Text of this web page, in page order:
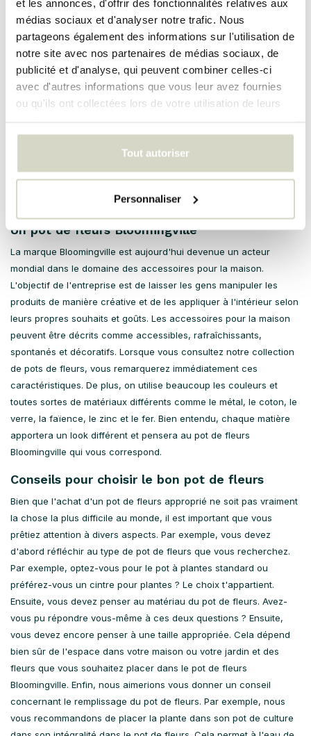
et les annonces, d'offrir des fonctionnalités relatives aux
médias sociaux et d'analyser notre trafic. Nous
partageons également des informations sur l'utilisation de
notre site avec nos partenaires de médias sociaux, de
publicité et d'analyse, qui peuvent combiner celles-ci
avec d'autres informations que vous leur avez fournies
ou qu'ils ont collectées lors de votre utilisation de leurs
Tout autoriser
Personnaliser
Un pot de fleurs Bloomingville peut être qualifié d'unique en
raison de divers aspects. Si vous avez regardé les produits ci-
dessus, vous en aurez probablement conclu que les pots de
fleurs de cette marque ont un caractère unique et contemporain.
Cela garantit que vous êtes en mesure d'élever l'apparence de
votre intérieur à un niveau supérieur et en même temps de
nous proposons sont variés et c'est pourquoi nous vous
recommandons de regarder attentivement tous les produits. Si
Un pot de fleurs Bloomingville
La marque Bloomingville est aujourd'hui devenue un acteur
mondial dans le domaine des accessoires pour la maison.
L'objectif de l'entreprise est de laisser les gens manipuler les
produits de manière créative et de les appliquer à l'intérieur selon
leurs propres souhaits et goûts. Les accessoires pour la maison
peuvent être décrits comme accessibles, rafraîchissants,
spontanés et décoratifs. Lorsque vous consultez notre collection
de pots de fleurs, vous remarquerez immédiatement ces
caractéristiques. De plus, on utilise beaucoup les couleurs et
toutes sortes de matériaux différents comme le métal, le coton, le
verre, la faïence, le zinc et le fer. Bien entendu, chaque matière
apportera un look différent et pensera au pot de fleurs
Bloomingville qui vous correspond.
Conseils pour choisir le bon pot de fleurs
Bien que l'achat d'un pot de fleurs approprié ne soit pas vraiment
la chose la plus difficile au monde, il est important que vous
prêtiez attention à divers aspects. Par exemple, vous devez
d'abord réfléchir au type de pot de fleurs que vous recherchez.
Par exemple, optez-vous pour le pot à plantes standard ou
préférez-vous un cintre pour plantes ? Le choix t'appartient.
Ensuite, vous devez penser au matériau du pot de fleurs. Avez-
vous pu répondre vous-même à ces deux questions ? Ensuite,
vous devez encore penser à une taille appropriée. Cela dépend
bien sûr de l'espace dans votre maison ou votre jardin et des
fleurs que vous souhaitez placer dans le pot de fleurs
Bloomingville. Enfin, nous aimerions vous donner un conseil
concernant le remplissage du pot de fleurs. Par exemple, nous
vous recommandons de placer la plante dans son pot de culture